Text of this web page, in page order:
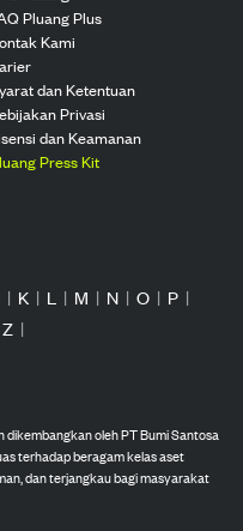
Pluang Plus
Kami
dan Ketentuan
Privasi
dan Keamanan
Press Kit
| K | L | M | N | O | P |
Z |
dikembangkan oleh PT Bumi Santosa
terhadap beragam kelas aset
dan terjangkau bagi masyarakat